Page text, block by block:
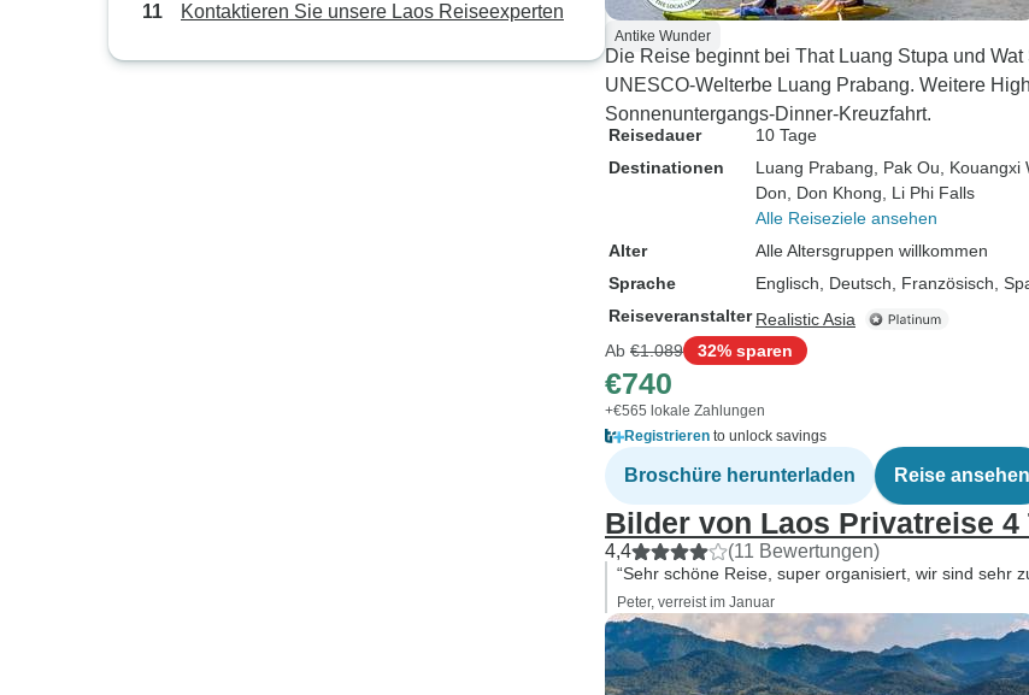
Kontaktieren Sie unsere Laos Reiseexperten
Antike Wunder
Die Reise beginnt bei That Luang Stupa und
UNESCO-Welterbe Luang Prabang. Weitere
Sonnenuntergangs-Dinner-Kreuzfahrt.
Reisedauer
10 Tage
Destinationen
Luang Prabang , Pak Ou ,
Don , Don Khong , Li Phi Falls
Alle Reiseziele ansehen
Alter
Alle Altersgruppen willkommen
Sprache
Englisch, Deutsch, Französisch,
Reiseveranstalter Realistic Asia
Ab €1.089 32% sparen
€740
+€565 lokale Zahlungen
Registrieren to unlock savings
Broschüre herunterladen Reise ansehen
Bilder von Laos Privatreise 4
4,4 (11 Bewertungen)
“Sehr schöne Reise, super organisiert, wir sind sehr
Peter, verreist im Januar